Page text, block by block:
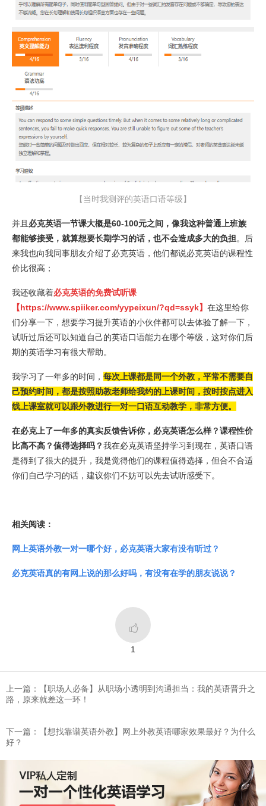
【当时我测评的英语口语等级】
并且 必克英语一节课大概是60-100元之间，像我这种普通上班族
都能够接受，就算想要长期学习的话，也不会造成多大的负担。后
来我也向我同事朋友介绍了必克英语，他们都说必克英语的课程性
价比很高；
我还收藏着必克英语的免费试听课
【https://www.spiiker.com/yypeixun/?qd=ssyk】 在这里给你
们分享一下，想要学习提升英语的小伙伴都可以去体验了解一下，
试听过后还可以知道自己的英语口语能力在哪个等级，这对你们后
期的英语学习有很大帮助。
我学习了一年多的时间， 每次上课都是同一个外教，平常不需要自
己预约时间，都是按照助教老师给我约的上课时间，按时按点进入
线上课室就可以跟外教进行一对一口语互动教学，非常方便。
在必克上了一年多的真实反馈告诉你，必克英语怎么样？课程性价
比高不高？值得选择吗？我在必克英语坚持学习到现在，英语口语
是得到了很大的提升，我是觉得他们的课程值得选择，但合不合适
你们自己学习的话，建议你们不妨可以先去试听感受下。
相关阅读：
网上英语外教一对一哪个好，必克英语大家有没有听过？
必克英语真的有网上说的那么好吗，有没有在学的朋友说说？

1
上一篇：【职场人必备】从职场小透明到沟通担当：我的英语晋升之
路，原来就差这一环！
下一篇：【想找靠谱英语外教】网上外教英语哪家效果最好？为什么
好？